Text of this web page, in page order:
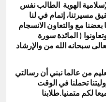
نفس الطالب الهوية
لنا في إتمام مسيرتنا،
الانسجام والتعاون مع بعضنا
سورة المائدة (
والإرشاد من الله سبحانه
رسالتي أن نبني عالما من
الوقت في تحملنا
طلابنا.متمنيا لكم